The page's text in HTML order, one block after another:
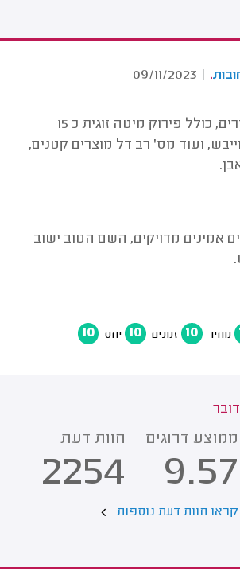
.
|
09/11/2023
הובלת דירת 3 חדרים, כולל פירוק מיטה זוגית כ 15
ועוד מס' רב דל מוצרים קטנים,
אמינים מדויקים, השם הטוב ישוב
מחיר 10 זמנים 10 יחס 10
ממוצע דרוגים
9.57
חוות דעת
2254
קראו חוות דעת נוספות